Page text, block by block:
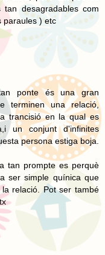
desagradables com
paraules ) etc
ponte és una gran
terminen una relació,
trancisió en la qual es
un conjunt d'infinites
persona estiga boja.
tan prompte es perquè
ser simple quínica que
relació. Pot ser també